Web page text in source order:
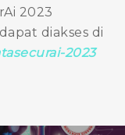
2023
diakses di
2023